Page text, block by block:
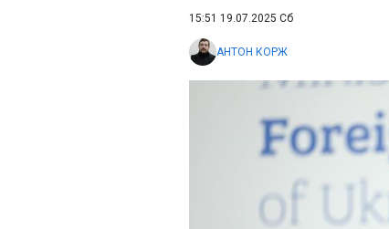
15:51 19.07.2025 Сб
АНТОН КОРЖ